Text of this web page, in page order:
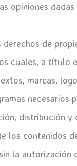
opiniones
de
cuales, a título
marcas,
distribución
los contenidos
la autorización